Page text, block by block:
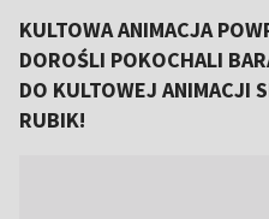
KULTOWA ANIMACJA
DOROŚLI POKOCHALI
DO KULTOWEJ ANIMACJI
RUBIK!